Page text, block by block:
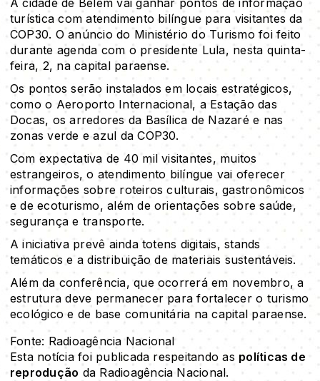
A cidade de Belém vai ganhar pontos de informação
turística com atendimento bilíngue para visitantes da
COP30. O anúncio do Ministério do Turismo foi feito
durante agenda com o presidente Lula, nesta quinta-
feira, 2, na capital paraense.
Os pontos serão instalados em locais estratégicos,
como o Aeroporto Internacional, a Estação das
Docas, os arredores da Basílica de Nazaré e nas
zonas verde e azul da COP30.
Com expectativa de 40 mil visitantes, muitos
estrangeiros, o atendimento bilíngue vai oferecer
informações sobre roteiros culturais, gastronômicos
e de ecoturismo, além de orientações sobre saúde,
segurança e transporte.
A iniciativa prevê ainda totens digitais, stands
temáticos e a distribuição de materiais sustentáveis.
Além da conferência, que ocorrerá em novembro, a
estrutura deve permanecer para fortalecer o turismo
ecológico e de base comunitária na capital paraense.
Fonte: Radioagência Nacional
Esta notícia foi publicada respeitando as políticas de
reprodução da Radioagência Nacional.